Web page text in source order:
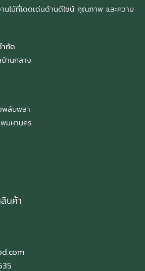
นไม้ที่โดดเด่นด้านดีไซน์ คุณภาพ และความ
กัด
านกลาง
พลับพลา
มหานคร
นค้า